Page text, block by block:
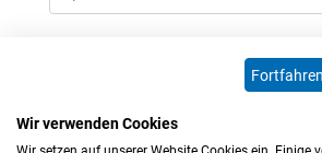
Wir verwenden Cookies